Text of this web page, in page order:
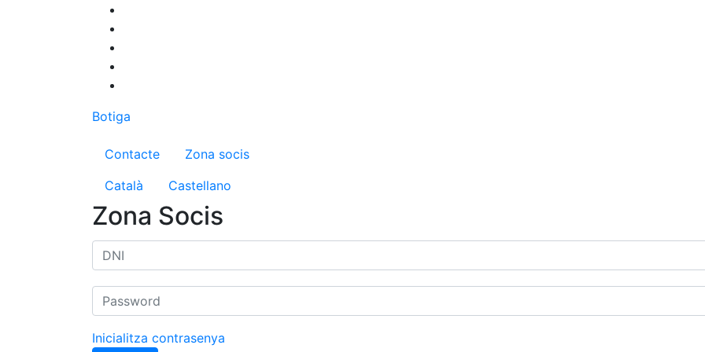
Botiga
Menú del compte d'usuari
Contacte
Zona socis
Català
Castellano
Zona Socis
Inicialitza contrasenya